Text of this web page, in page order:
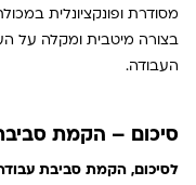
מסודרת ופונקציונלית
בצורה מיטבית ומקלה על
העבודה.
סיכום – הקמת
לסיכום, הקמת סביבת